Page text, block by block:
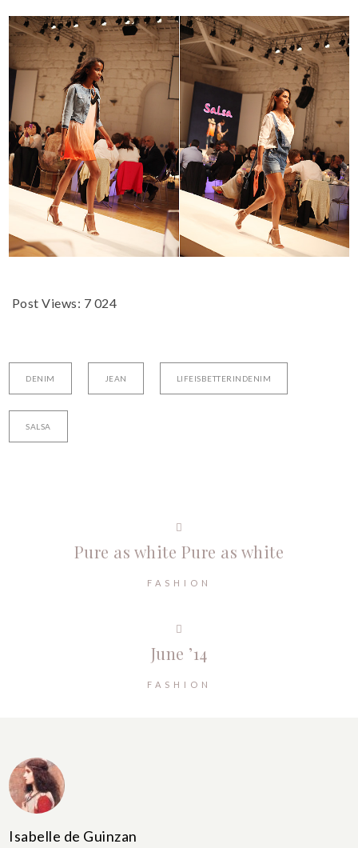
Post Views: 7 024
DENIM JEAN LIFEISBETTERINDENIM
SALSA
Pure as white Pure as white
FASHION
June ’14
FASHION
Isabelle de Guinzan